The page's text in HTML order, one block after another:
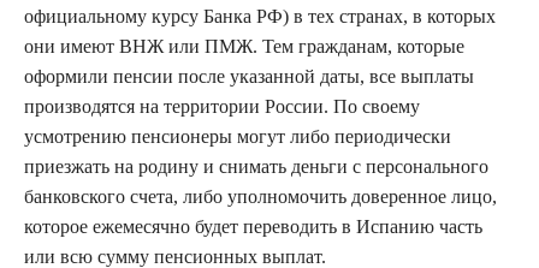
официальному курсу Банка РФ) в тех странах, в которых
они имеют ВНЖ или ПМЖ. Тем гражданам, которые
оформили пенсии после указанной даты, все выплаты
производятся на территории России. По своему
усмотрению пенсионеры могут либо периодически
приезжать на родину и снимать деньги с персонального
банковского счета, либо уполномочить доверенное лицо,
которое ежемесячно будет переводить в Испанию часть
или всю сумму пенсионных выплат.